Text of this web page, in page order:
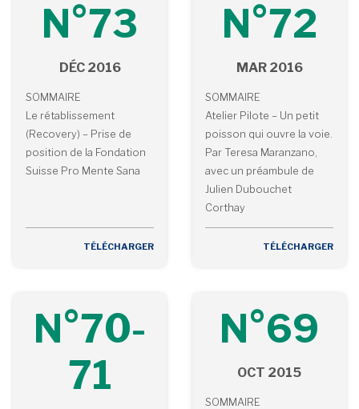
N°73
DÉC 2016
SOMMAIRE
Le rétablissement
(Recovery) – Prise de
position de la Fondation
Suisse Pro Mente Sana
TÉLÉCHARGER
N°72
MAR 2016
SOMMAIRE
Atelier Pilote – Un petit
poisson qui ouvre la voie.
Par Teresa Maranzano,
avec un préambule de
Julien Dubouchet
Corthay
TÉLÉCHARGER
N°70-
71
N°69
OCT 2015
SOMMAIRE